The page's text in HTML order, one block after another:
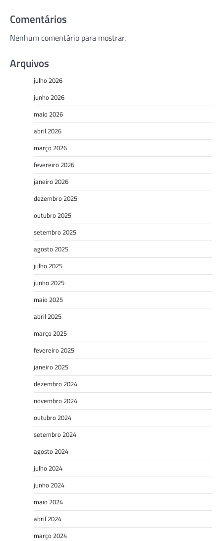
Comentários
Nenhum comentário para mostrar.
Arquivos
julho 2026
junho 2026
maio 2026
abril 2026
março 2026
fevereiro 2026
janeiro 2026
dezembro 2025
outubro 2025
setembro 2025
agosto 2025
julho 2025
junho 2025
maio 2025
abril 2025
março 2025
fevereiro 2025
janeiro 2025
dezembro 2024
novembro 2024
outubro 2024
setembro 2024
agosto 2024
julho 2024
junho 2024
maio 2024
abril 2024
março 2024